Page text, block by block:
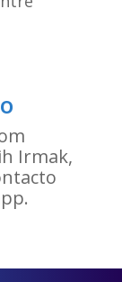
Irmak,